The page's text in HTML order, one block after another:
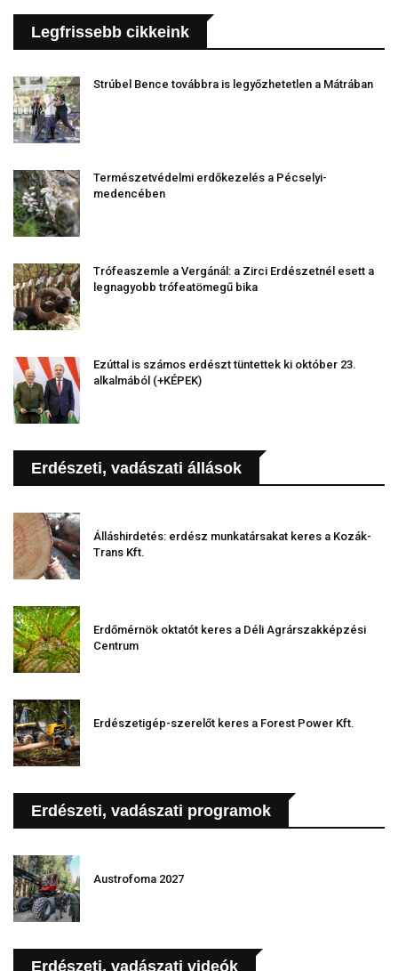
Legfrissebb cikkeink
Strúbel Bence továbbra is legyőzhetetlen a Mátrában
Természetvédelmi erdőkezelés a Pécselyi-
medencében
Trófeaszemle a Vergánál: a Zirci Erdészetnél esett a
legnagyobb trófeatömegű bika
Ezúttal is számos erdészt tüntettek ki október 23.
alkalmából (+KÉPEK)
Erdészeti, vadászati állások
Álláshirdetés: erdész munkatársakat keres a Kozák-
Trans Kft.
Erdőmérnök oktatót keres a Déli Agrárszakképzési
Centrum
Erdészetigép-szerelőt keres a Forest Power Kft.
Erdészeti, vadászati programok
Austrofoma 2027
Erdészeti, vadászati videók